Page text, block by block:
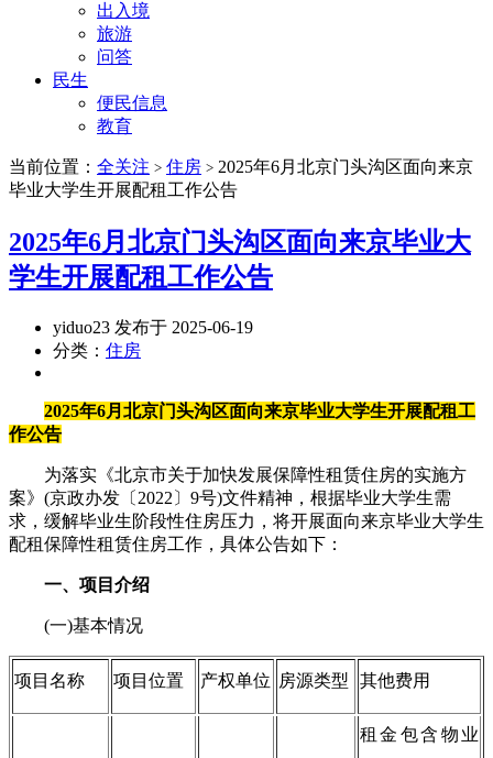
出入境
旅游
问答
民生
便民信息
教育
当前位置： 全关注 > 住房 > 2025年6月北京门头沟区面向来京
毕业大学生开展配租工作公告
2025年6月北京门头沟区面向来京毕业大
学生开展配租工作公告
yiduo23 发布于 2025-06-19
分类： 住房
2025年6月北京门头沟区面向来京毕业大学生开展配租工
作公告
为落实《北京市关于加快发展保障性租赁住房的实施方
案》(京政办发〔2022〕9号)文件精神，根据毕业大学生需
求，缓解毕业生阶段性住房压力，将开展面向来京毕业大学生
配租保障性租赁住房工作，具体公告如下：
一、项目介绍
(一)基本情况
项目名称 项目位置 产权单位 房源类型 其他费用
租金包含物业